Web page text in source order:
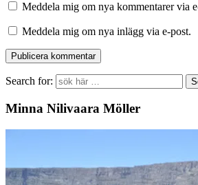
Meddela mig om nya kommentarer via
Meddela mig om nya inlägg via e-post.
Search for:
Minna Nilivaara Möller